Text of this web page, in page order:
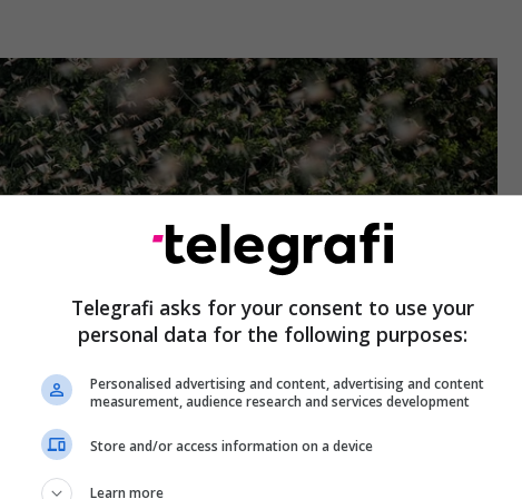
Telegrafi asks for your consent to use your
personal data for the following purposes:
Personalised advertising and content, advertising and content
measurement, audience research and services development
Store and/or access information on a device
Learn more